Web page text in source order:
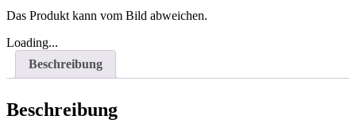
Das Produkt kann vom Bild abweichen.
Loading...
Beschreibung
Beschreibung